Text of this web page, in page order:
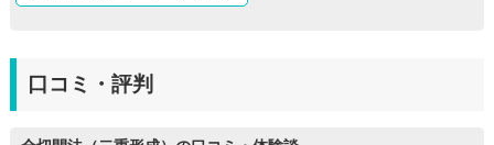
口コミ・評判